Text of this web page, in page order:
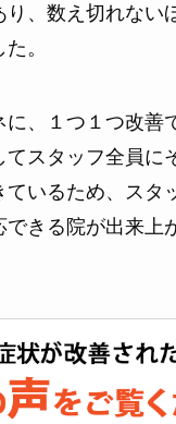
り、数え切れない
。
に、１つ１つ改善
てスタッフ全員に
ているため、スタ
できる院が出来上